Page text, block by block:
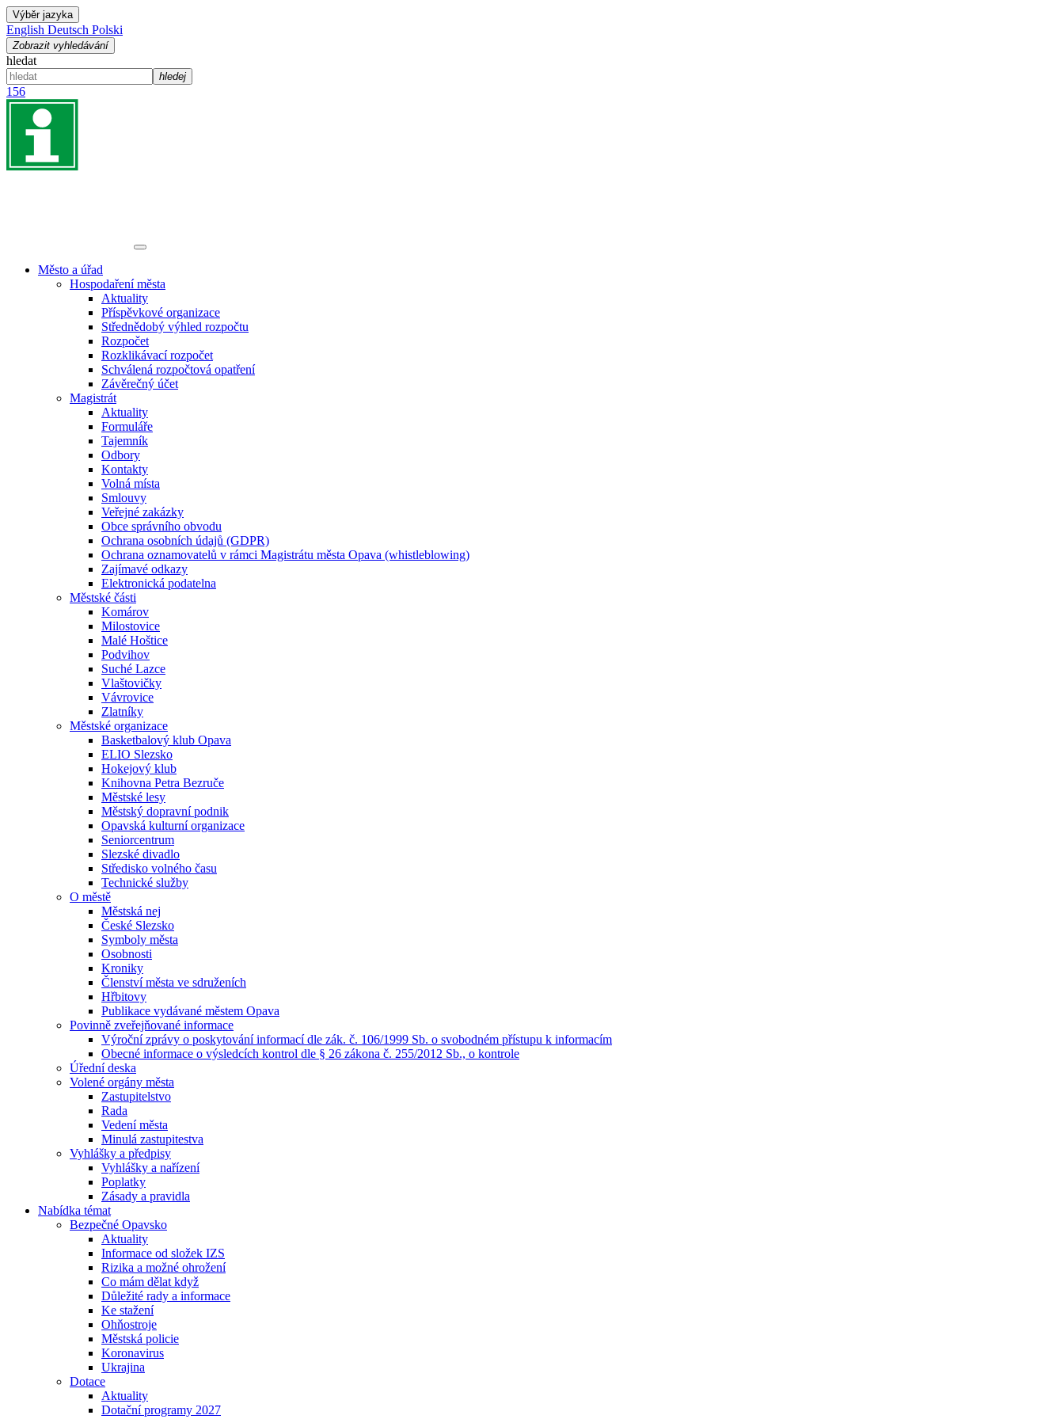
Výběr jazyka
English Deutsch Polski
Zobrazit vyhledávání
hledat
hledej
156
Město a úřad
Hospodaření města
Aktuality
Příspěvkové organizace
Střednědobý výhled rozpočtu
Rozpočet
Rozklikávací rozpočet
Schválená rozpočtová opatření
Závěrečný účet
Magistrát
Aktuality
Formuláře
Tajemník
Odbory
Kontakty
Volná místa
Smlouvy
Veřejné zakázky
Obce správního obvodu
Ochrana osobních údajů (GDPR)
Ochrana oznamovatelů v rámci Magistrátu města Opava (whistleblowing)
Zajímavé odkazy
Elektronická podatelna
Městské části
Komárov
Milostovice
Malé Hoštice
Podvihov
Suché Lazce
Vlaštovičky
Vávrovice
Zlatníky
Městské organizace
Basketbalový klub Opava
ELIO Slezsko
Hokejový klub
Knihovna Petra Bezruče
Městské lesy
Městský dopravní podnik
Opavská kulturní organizace
Seniorcentrum
Slezské divadlo
Středisko volného času
Technické služby
O městě
Městská nej
České Slezsko
Symboly města
Osobnosti
Kroniky
Členství města ve sdruženích
Hřbitovy
Publikace vydávané městem Opava
Povinně zveřejňované informace
Výroční zprávy o poskytování informací dle zák. č. 106/1999 Sb. o svobodném přístupu k informacím
Obecné informace o výsledcích kontrol dle § 26 zákona č. 255/2012 Sb., o kontrole
Úřední deska
Volené orgány města
Zastupitelstvo
Rada
Vedení města
Minulá zastupitestva
Vyhlášky a předpisy
Vyhlášky a nařízení
Poplatky
Zásady a pravidla
Nabídka témat
Bezpečné Opavsko
Aktuality
Informace od složek IZS
Rizika a možné ohrožení
Co mám dělat když
Důležité rady a informace
Ke stažení
Ohňostroje
Městská policie
Koronavirus
Ukrajina
Dotace
Aktuality
Dotační programy 2027